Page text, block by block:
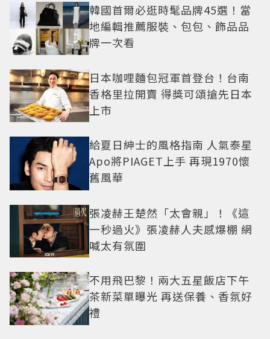
韓國首爾必逛時髦品牌45選！當
地編輯推薦服裝、包包、飾品品
牌一次看
日本咖哩麵包冠軍首登台！台南
香格里拉開賣 得獎可頌搶先日本
上市
給夏日紳士的風格指南 人氣泰星
Apo將PIAGET上手 再現1970懷
舊風華
張凌赫王楚然「太會親」！《這
一秒過火》張凌赫人夫感爆棚 網
喊太有氛圍
不用飛巴黎！兩大五星飯店下午
茶新菜單曝光 再送保養、香氛好
禮